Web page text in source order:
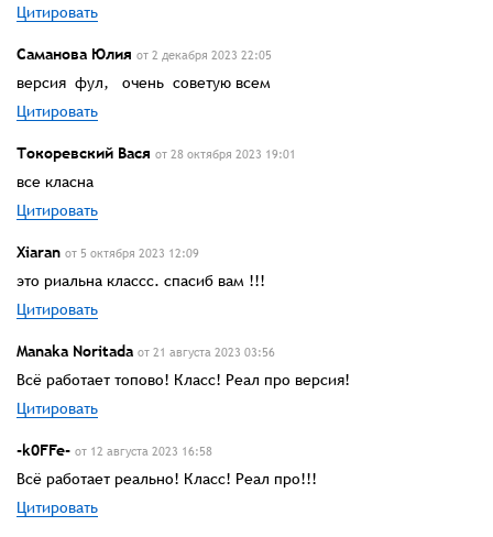
Цитировать
Саманова Юлия от 2 декабря 2023 22:05
версия фул, очень советую всем
Цитировать
Токоревский Вася от 28 октября 2023 19:01
все класна
Цитировать
Xiaran от 5 октября 2023 12:09
это риальна классс. спасиб вам !!!
Цитировать
Manaka Noritada от 21 августа 2023 03:56
Всё работает топово! Класс! Реал про версия!
Цитировать
-k0FFe- от 12 августа 2023 16:58
Всё работает реально! Класс! Реал про!!!
Цитировать